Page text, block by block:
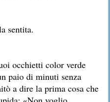
sentita.
occhietti color verde
paio di minuti senza
a dire la prima cosa che